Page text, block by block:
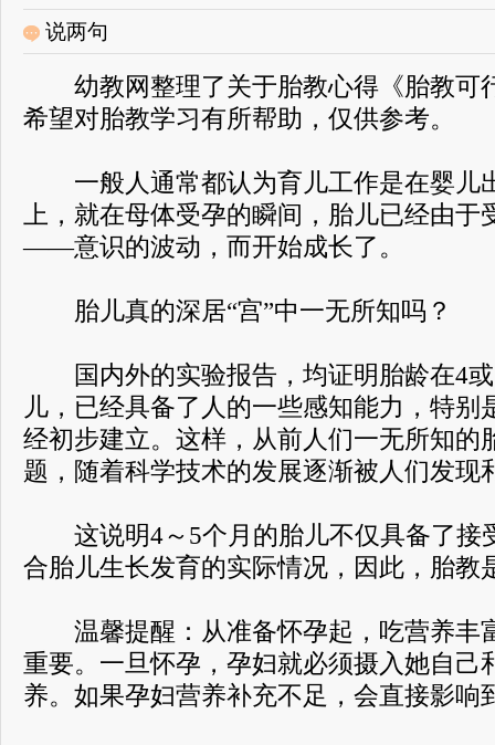
说两句
幼教网整理了关于胎教心得《胎教可
希望对胎教学习有所帮助，仅供参考。
一般人通常都认为育儿工作是在婴儿
上，就在母体受孕的瞬间，胎儿已经由于
——意识的波动，而开始成长了。
胎儿真的深居“宫”中一无所知吗？
国内外的实验报告，均证明胎龄在4或
儿，已经具备了人的一些感知能力，特别
经初步建立。这样，从前人们一无所知的
题，随着科学技术的发展逐渐被人们发现
这说明4～5个月的胎儿不仅具备了接
合胎儿生长发育的实际情况，因此，胎教
温馨提醒：从准备怀孕起，吃营养丰
重要。一旦怀孕，孕妇就必须摄入她自己
养。如果孕妇营养补充不足，会直接影响